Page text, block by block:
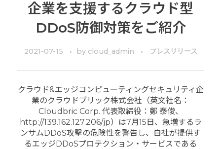
企業を支援するクラウド型
DDoS防御対策をご紹介
2021-07-15 by cloud_admin プレスリリース
クラウド&エッジコンピューティングセキュリティ企
業のクラウドブリック株式会社（英文社名：
Cloudbric Corp. 代表取締役：鄭 泰俊、
http://139.162.127.206/jp）は7月15日、急増するラ
ンサムDDoS攻撃の危険性を警告し、自社が提供す
るエッジDDoSプロテクション・サービスである